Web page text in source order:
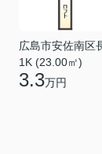
広島市安佐南区
1K (23.00㎡)
3.3万円